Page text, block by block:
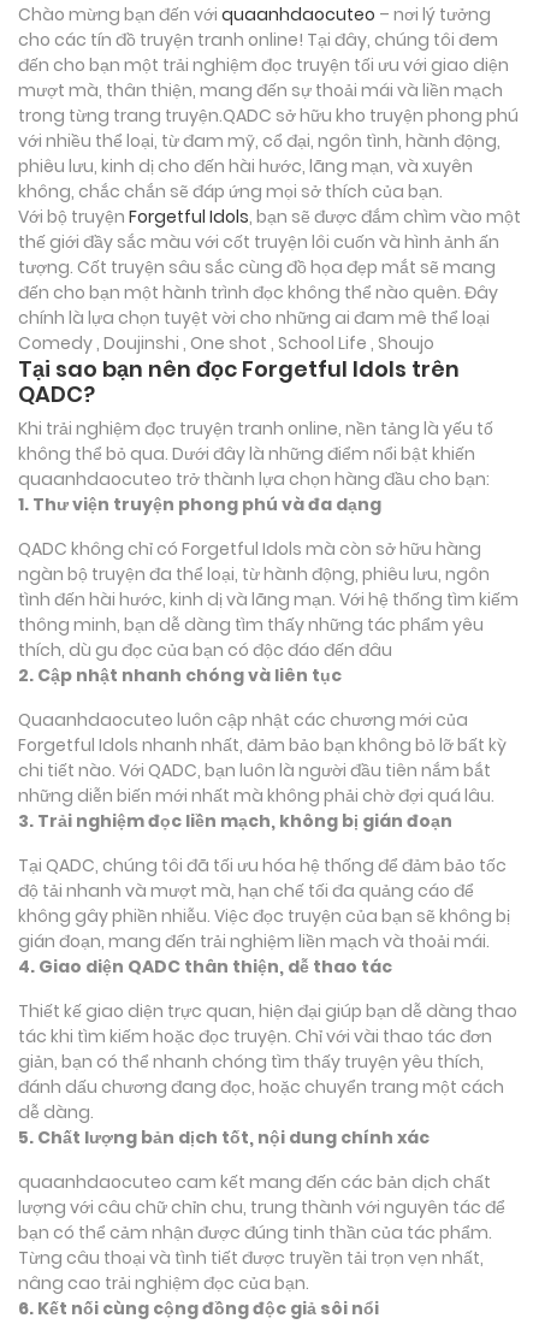
Chào mừng bạn đến với quaanhdaocuteo – nơi lý tưởng
cho các tín đồ truyện tranh online! Tại đây, chúng tôi đem
đến cho bạn một trải nghiệm đọc truyện tối ưu với giao diện
mượt mà, thân thiện, mang đến sự thoải mái và liền mạch
trong từng trang truyện.QADC sở hữu kho truyện phong phú
với nhiều thể loại, từ đam mỹ, cổ đại, ngôn tình, hành động,
phiêu lưu, kinh dị cho đến hài hước, lãng mạn, và xuyên
không, chắc chắn sẽ đáp ứng mọi sở thích của bạn.
Với bộ truyện Forgetful Idols, bạn sẽ được đắm chìm vào một
thế giới đầy sắc màu với cốt truyện lôi cuốn và hình ảnh ấn
tượng. Cốt truyện sâu sắc cùng đồ họa đẹp mắt sẽ mang
đến cho bạn một hành trình đọc không thể nào quên. Đây
chính là lựa chọn tuyệt vời cho những ai đam mê thể loại
Comedy , Doujinshi , One shot , School Life , Shoujo
Tại sao bạn nên đọc Forgetful Idols trên
QADC?
Khi trải nghiệm đọc truyện tranh online, nền tảng là yếu tố
không thể bỏ qua. Dưới đây là những điểm nổi bật khiến
quaanhdaocuteo trở thành lựa chọn hàng đầu cho bạn:
1. Thư viện truyện phong phú và đa dạng
QADC không chỉ có Forgetful Idols mà còn sở hữu hàng
ngàn bộ truyện đa thể loại, từ hành động, phiêu lưu, ngôn
tình đến hài hước, kinh dị và lãng mạn. Với hệ thống tìm kiếm
thông minh, bạn dễ dàng tìm thấy những tác phẩm yêu
thích, dù gu đọc của bạn có độc đáo đến đâu
2. Cập nhật nhanh chóng và liên tục
Quaanhdaocuteo luôn cập nhật các chương mới của
Forgetful Idols nhanh nhất, đảm bảo bạn không bỏ lỡ bất kỳ
chi tiết nào. Với QADC, bạn luôn là người đầu tiên nắm bắt
những diễn biến mới nhất mà không phải chờ đợi quá lâu.
3. Trải nghiệm đọc liền mạch, không bị gián đoạn
Tại QADC, chúng tôi đã tối ưu hóa hệ thống để đảm bảo tốc
độ tải nhanh và mượt mà, hạn chế tối đa quảng cáo để
không gây phiền nhiễu. Việc đọc truyện của bạn sẽ không bị
gián đoạn, mang đến trải nghiệm liền mạch và thoải mái.
4. Giao diện QADC thân thiện, dễ thao tác
Thiết kế giao diện trực quan, hiện đại giúp bạn dễ dàng thao
tác khi tìm kiếm hoặc đọc truyện. Chỉ với vài thao tác đơn
giản, bạn có thể nhanh chóng tìm thấy truyện yêu thích,
đánh dấu chương đang đọc, hoặc chuyển trang một cách
dễ dàng.
5. Chất lượng bản dịch tốt, nội dung chính xác
quaanhdaocuteo cam kết mang đến các bản dịch chất
lượng với câu chữ chỉn chu, trung thành với nguyên tác để
bạn có thể cảm nhận được đúng tinh thần của tác phẩm.
Từng câu thoại và tình tiết được truyền tải trọn vẹn nhất,
nâng cao trải nghiệm đọc của bạn.
6. Kết nối cùng cộng đồng độc giả sôi nổi